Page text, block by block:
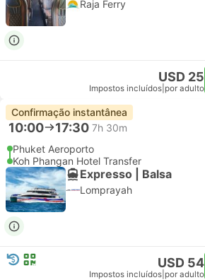
Raja Ferry
USD 25
Impostos incluídos por adulto
Confirmação instantânea
10:00 17:30 7h 30m
Phuket Aeroporto
Koh Phangan Hotel Transfer
Expresso | Balsa
Lomprayah
USD 54
Impostos incluídos por adulto